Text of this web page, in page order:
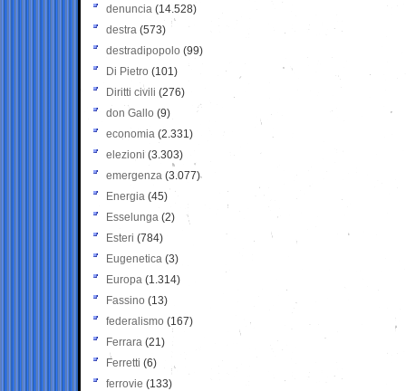
denuncia (14.528)
destra (573)
destradipopolo (99)
Di Pietro (101)
Diritti civili (276)
don Gallo (9)
economia (2.331)
elezioni (3.303)
emergenza (3.077)
Energia (45)
Esselunga (2)
Esteri (784)
Eugenetica (3)
Europa (1.314)
Fassino (13)
federalismo (167)
Ferrara (21)
Ferretti (6)
ferrovie (133)